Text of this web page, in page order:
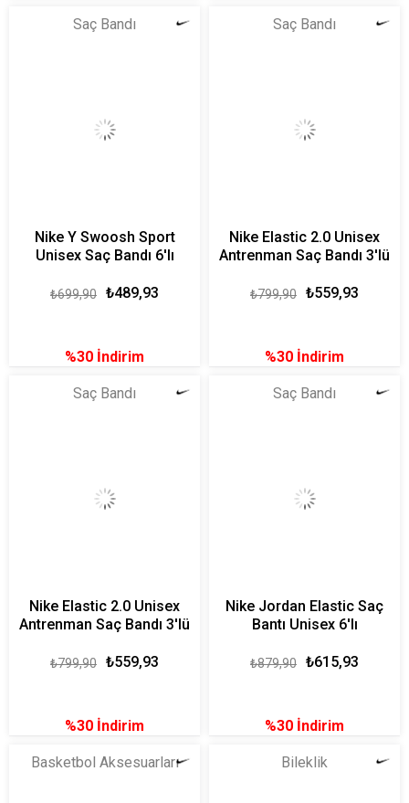
Saç Bandı
Nike Y Swoosh Sport
Unisex Saç Bandı 6'lı
₺489,93
₺699,90
%30 İndirim
Saç Bandı
Nike Elastic 2.0 Unisex
Antrenman Saç Bandı 3'lü
₺559,93
₺799,90
%30 İndirim
Saç Bandı
Nike Elastic 2.0 Unisex
Antrenman Saç Bandı 3'lü
₺559,93
₺799,90
%30 İndirim
Saç Bandı
Nike Jordan Elastic Saç
Bantı Unisex 6'lı
₺615,93
₺879,90
%30 İndirim
Basketbol Aksesuarları Bileklik